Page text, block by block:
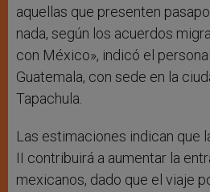
aquellas que presenten
nada, según los acuerdos
con México», indicó el
Guatemala, con sede en la
Tapachula.
Las estimaciones indican que
II contribuirá a aumentar la
mexicanos, dado que el viaje